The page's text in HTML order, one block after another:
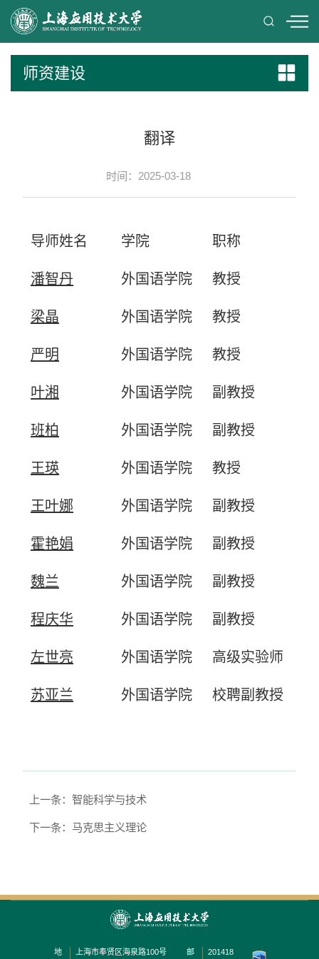
师资建设
翻译
时间：2025-03-18
导师姓名 学院 职称
潘智丹 外国语学院 教授
梁晶 外国语学院 教授
严明 外国语学院 教授
叶湘 外国语学院 副教授
班柏 外国语学院 副教授
王瑛 外国语学院 教授
王叶娜 外国语学院 副教授
霍艳娟 外国语学院 副教授
魏兰 外国语学院 副教授
程庆华 外国语学院 副教授
左世亮 外国语学院 高级实验师
苏亚兰 外国语学院 校聘副教授
上一条：智能科学与技术
下一条：马克思主义理论
地 上海市奉贤区海泉路100号 邮 201418